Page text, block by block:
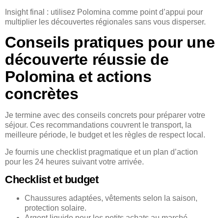
Insight final : utilisez Polomina comme point d’appui pour
multiplier les découvertes régionales sans vous disperser.
Conseils pratiques pour une
découverte réussie de
Polomina et actions
concrètes
Je termine avec des conseils concrets pour préparer votre
séjour. Ces recommandations couvrent le transport, la
meilleure période, le budget et les règles de respect local.
Je fournis une checklist pragmatique et un plan d’action
pour les 24 heures suivant votre arrivée.
Checklist et budget
Chaussures adaptées, vêtements selon la saison,
protection solaire.